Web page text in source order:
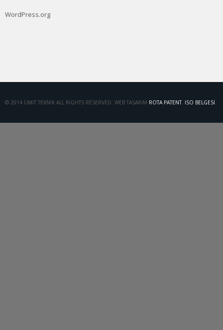
WordPress.org
© 2014 ÜMIT TEKNIK ALL RIGHTS RESERVED. WEB TASARIM ROTA PATENT. ISO BELGESI.